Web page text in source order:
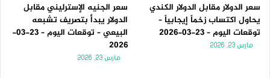
سعر الدولار مقابل الدولار الكندي
يحاول اكتساب زخماً إيجابياً –
توقعات اليوم – 23-03-2026
مارس 23, 2026
سعر الجنيه الإسترليني مقابل
الدولار يبدأ بتصريف تشبعه
البيعي – توقعات اليوم – 23-03-
2026
مارس 23, 2026